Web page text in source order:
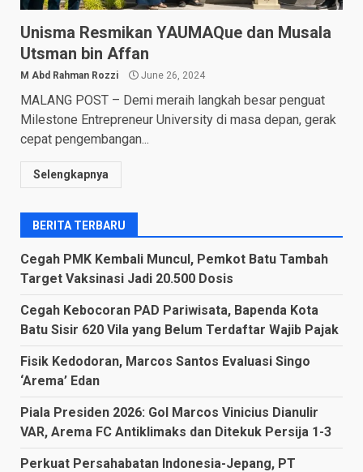
Unisma Resmikan YAUMAQue dan Musala
Utsman bin Affan
M Abd Rahman Rozzi June 26, 2024
MALANG POST – Demi meraih langkah besar penguat
Milestone Entrepreneur University di masa depan, gerak
cepat pengembangan...
Selengkapnya
BERITA TERBARU
Cegah PMK Kembali Muncul, Pemkot Batu Tambah
Target Vaksinasi Jadi 20.500 Dosis
Cegah Kebocoran PAD Pariwisata, Bapenda Kota
Batu Sisir 620 Vila yang Belum Terdaftar Wajib Pajak
Fisik Kedodoran, Marcos Santos Evaluasi Singo
‘Arema’ Edan
Piala Presiden 2026: Gol Marcos Vinicius Dianulir
VAR, Arema FC Antiklimaks dan Ditekuk Persija 1-3
Perkuat Persahabatan Indonesia-Jepang, PT